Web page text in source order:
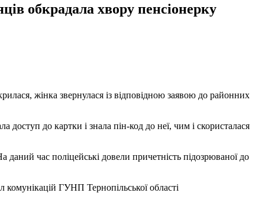
обкрадала хвору пенсіонерку
жінка звернулася із відповідною заявою до районних
до картки і знала пін-код до неї, чим і скористалася
час поліцейські довели причетність підозрюваної до
комунікацій ГУНП Тернопільської області